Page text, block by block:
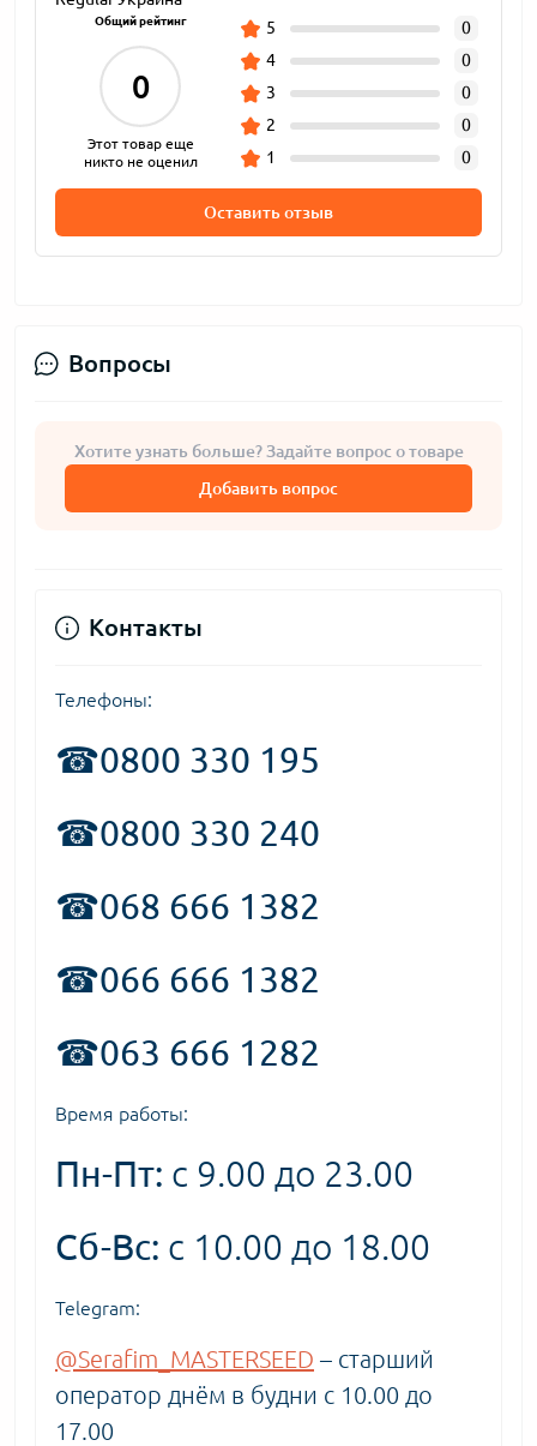
Общий рейтинг
0
Этот товар еще
никто не оценил
5
0
4
0
3
0
2
0
1
0
Оставить отзыв
Вопросы
Хотите узнать больше? Задайте вопрос о товаре
Добавить вопрос
Контакты
Телефоны:
☎0800 330 195
☎0800 330 240
☎068 666 1382
☎066 666 1382
☎063 666 1282
Время работы:
Пн-Пт: с 9.00 до 23.00
Сб-Вс: с 10.00 до 18.00
Telegram:
@Serafim_MASTERSEED – старший
оператор днём в будни с 10.00 до
17.00